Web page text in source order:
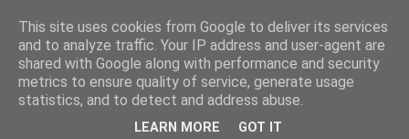
Inspirujte se tím, co píší posluchači kurzů a co se na nich
This site uses cookies from Google to deliver its services
and to analyze traffic. Your IP address and user-agent are
shared with Google along with performance and security
metrics to ensure quality of service, generate usage
statistics, and to detect and address abuse.
LEARN MORE GOT IT